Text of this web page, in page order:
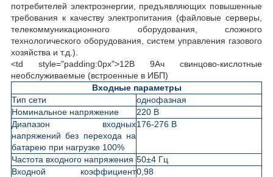
потребителей электроэнергии, предъявляющих повышенные
требования к качеству электропитания (файловые серверы,
телекоммуникационного оборудования, сложного
технологического оборудования, систем управления газового
хозяйства и т.д.).
<td style="padding:0px">12В 9Ач свинцово-кислотные
необслуживаемые (встроенные в ИБП)
Входные параметры
Тип сети
однофазная
Номинальное напряжение
220 В
Диапазон входных
напряжений без перехода на
батарею при нагрузке 100%
176-276 В
Частота входного напряжения 50±4 Гц
Входной коэффициент0,98